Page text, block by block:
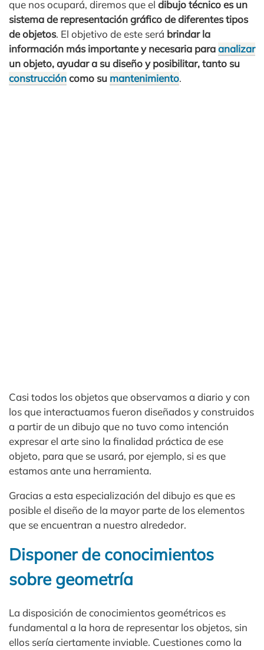
que nos ocupará, diremos que el dibujo técnicoes un
sistema de representación gráfico de diferentes tipos
de objetos. El objetivo de este será brindar la
información más importante y necesaria paraanalizar
un objeto, ayudar a su diseño y posibilitar, tanto su
construccióncomo su mantenimiento.
Casi todos los objetos que observamos a diario y con
los que interactuamos fueron diseñados y construidos
a partir de un dibujo que no tuvo como intención
expresar el arte sino la finalidad práctica de ese
objeto, para que se usará, por ejemplo, si es que
estamos ante una herramienta.
Gracias a esta especialización del dibujo es que es
posible el diseño de la mayor parte de los elementos
que se encuentran a nuestro alrededor.
Disponer de conocimientos
sobre geometría
La disposición de conocimientos geométricos es
fundamental a la hora de representar los objetos, sin
ellos sería ciertamente inviable. Cuestiones como la